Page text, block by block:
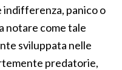
panico o
notare come tale
sviluppata nelle
predatorie,